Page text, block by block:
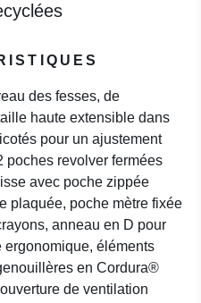
des fesses, de
haute extensible dans
pour un ajustement
poches revolver fermées
avec poche zippée
plaquée, poche mètre fixée
anneau en D pour
ergonomique, éléments
en Cordura®
de ventilation